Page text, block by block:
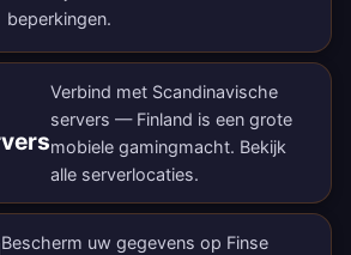
beperkingen.
Verbind met Scandinavische
servers — Finland is een grote
mobiele gamingmacht. Bekijk
alle serverlocaties.
Bescherm uw gegevens op Finse